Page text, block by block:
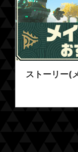
ストーリー(